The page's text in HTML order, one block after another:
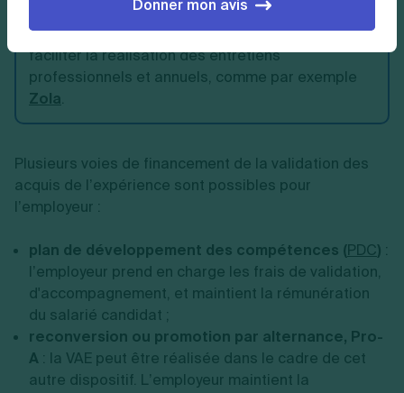
☝️À noter: certaines solutions existent pour
faciliter la réalisation des entretiens
professionnels et annuels, comme par exemple
Zola.
Plusieurs voies de financement de la validation des
acquis de l’expérience sont possibles pour
l’employeur :
plan de développement des compétences (PDC) :
l’employeur prend en charge les frais de validation,
d'accompagnement, et maintient la rémunération
du salarié candidat ;
reconversion ou promotion par alternance, Pro-
A : la VAE peut être réalisée dans le cadre de cet
autre dispositif. L’employeur maintient la
Donner mon avis